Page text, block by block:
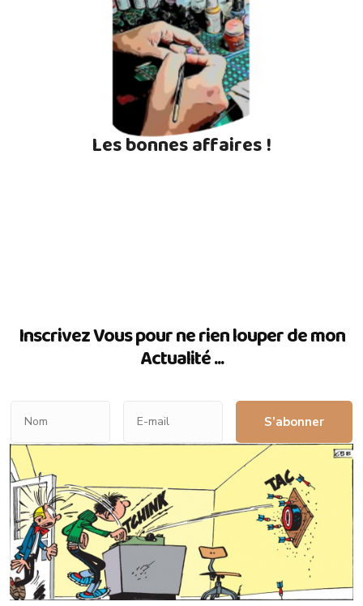
Les bonnes affaires !
Inscrivez Vous pour ne rien louper de mon
Actualité ...
S’abonner